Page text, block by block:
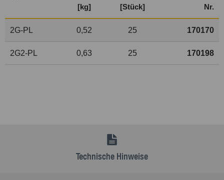
[kg]
[Stück]
Nr.
2G-PL 0,52 25 170170
2G2-PL 0,63 25 170198
Technische Hinweise